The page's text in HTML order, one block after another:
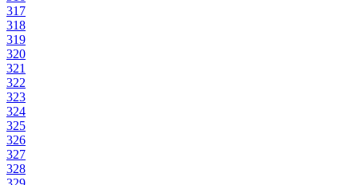
317
318
319
320
321
322
323
324
325
326
327
328